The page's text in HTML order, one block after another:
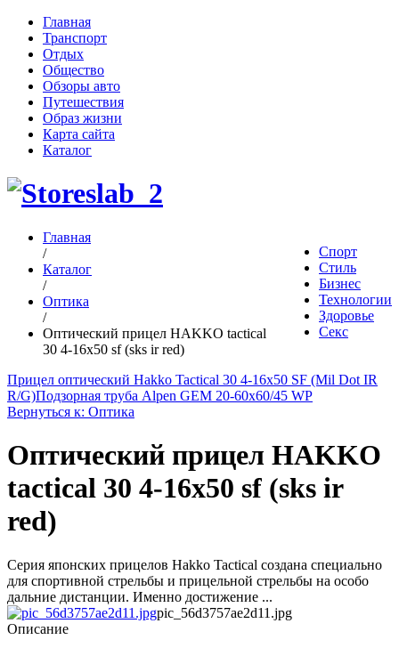
Главная
Транспорт
Отдых
Общество
Обзоры авто
Путешествия
Образ жизни
Карта сайта
Каталог
Спорт
Стиль
Бизнес
Технологии
Здоровье
Секс
Главная
/
Каталог
/
Оптика
/
Оптический прицел HAKKO tactical
30 4-16x50 sf (sks ir red)
Прицел оптический Hakko Tactical 30 4-16x50 SF (Mil Dot IR
R/G)Подзорная труба Alpen GEM 20-60x60/45 WP
Вернуться к: Оптика
Оптический прицел HAKKO
tactical 30 4-16x50 sf (sks ir
red)
Серия японских прицелов Hakko Tactical создана специально
для спортивной стрельбы и прицельной стрельбы на особо
дальние дистанции. Именно достижение ...
pic_56d3757ae2d11.jpg
Описание